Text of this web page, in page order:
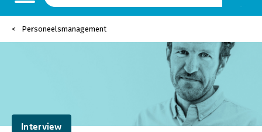
Personeelsmanagement
Interview